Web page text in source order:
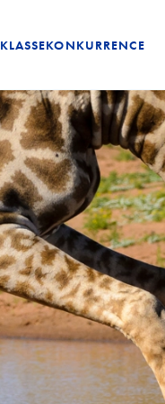
KLASSEKONKURRENCE